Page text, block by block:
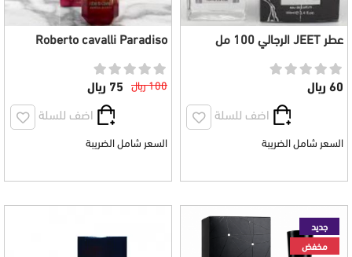
عطر JEET الرجالي 100 مل
60 ريال
اضف للسلة
السعر شامل الضريبة
Roberto cavalli Paradiso
100 ريال
75 ريال
اضف للسلة
السعر شامل الضريبة
جديد
مخفض